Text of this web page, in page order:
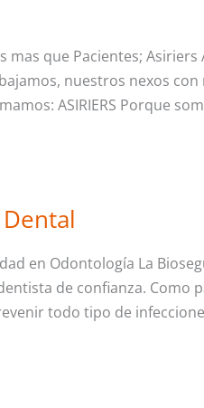
mas que Pacientes;
nuestros nexos
ASIRIERS Porque
en Odontología La
de confianza. Como
todo tipo de